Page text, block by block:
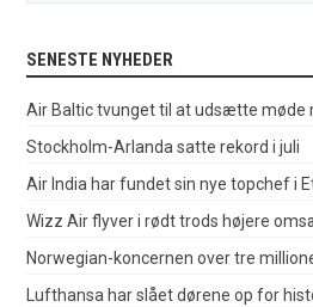
SENESTE NYHEDER
Air Baltic tvunget til at udsætte møde
Stockholm-Arlanda satte rekord i juli
Air India har fundet sin nye topchef i
Wizz Air flyver i rødt trods højere
Norwegian-koncernen over tre
Lufthansa har slået dørene op for